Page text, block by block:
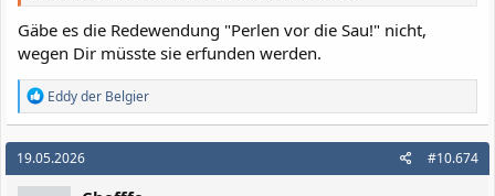
Gäbe es die Redewendung "Perlen vor die Sau!" nicht,
wegen Dir müsste sie erfunden werden.
R
e
a
k
t
i
Eddy der Belgier
19.05.2026 #10.674